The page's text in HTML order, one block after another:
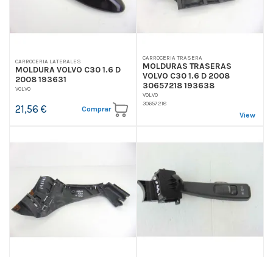
CARROCERIA LATERALES
MOLDURA VOLVO C30 1.6 D
2008 193631
VOLVO
21,56 € Comprar
CARROCERIA TRASERA
MOLDURAS TRASERAS
VOLVO C30 1.6 D 2008
30657218 193638
VOLVO
30657218
View